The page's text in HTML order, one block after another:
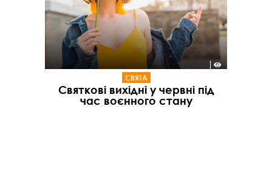
СВЯТА
Святкові вихідні у червні під
час воєнного стану